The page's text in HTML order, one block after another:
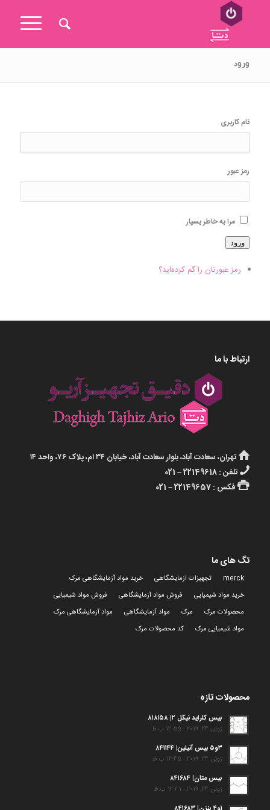
ورود
نام کاربری
رمز عبور
مرا به خاطر بسپار
ورود
رمز عبورتان را گم کرده‌اید؟
ارتباط با ما
تهران، سعادت آباد، بلوار سعادت آباد، خیابان ۳۴ ام، پلاک ۷۶، واحد ۱۴
تلفن : 22149618 – 021
فکس : 22149657 – 021
تگ های ما
merck تجهیزات ازمایشگاهی
خرید مواد آزمایشگاهی مرک
خرید مواد شیمیایی
فروش مواد آزمایشگاهی
فروش مواد شیمیایی
محصولات مرک
مرک مواد آزمایشگاهی
مواد آزمایشگاهی مرک
مواد شیمیایی مرک
کد محصولات مرک
محصولات تازه
بیس کلراید نیکل ۲| ۸۱۸۱۵۸
ژوئن 24, 2019 - 12:55 ب.ظ
۳و۵ بیس آنیلین| ۸۴۱۱۴۴
ژوئن 24, 2019 - 12:45 ب.ظ
بیس متان| ۸۴۱۶۸۴
ژوئن 24, 2019 - 12:31 ب.ظ